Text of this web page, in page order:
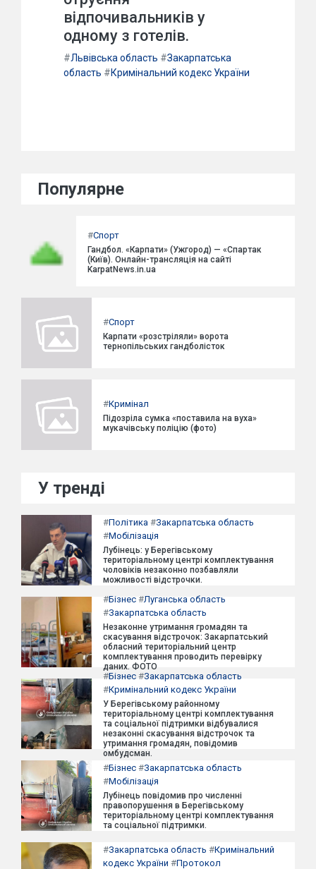
відпочивальників у
одному з готелів.
#Львівська область #Закарпатська
область #Кримінальний кодекс України
Популярне
#Спорт
Гандбол. «Карпати» (Ужгород) — «Спартак
(Київ). Онлайн-трансляція на сайті
KarpatNews.in.ua
#Спорт
Карпати «розстріляли» ворота
тернопільських гандболісток
#Кримінал
Підозріла сумка «поставила на вуха»
мукачівську поліцію (фото)
У тренді
#Політика #Закарпатська область
#Мобілізація
Лубінець: у Берегівському
територіальному центрі комплектування
чоловіків незаконно позбавляли
можливості відстрочки.
#Бізнес #Луганська область
#Закарпатська область
Незаконне утримання громадян та
скасування відстрочок: Закарпатський
обласний територіальний центр
комплектування проводить перевірку
даних. ФОТО
#Бізнес #Закарпатська область
#Кримінальний кодекс України
У Берегівському районному
територіальному центрі комплектування
та соціальної підтримки відбувалися
незаконні скасування відстрочок та
утримання громадян, повідомив
омбудсман.
#Бізнес #Закарпатська область
#Мобілізація
Лубінець повідомив про численні
правопорушення в Берегівському
територіальному центрі комплектування
та соціальної підтримки.
#Закарпатська область #Кримінальний
кодекс України #Протокол